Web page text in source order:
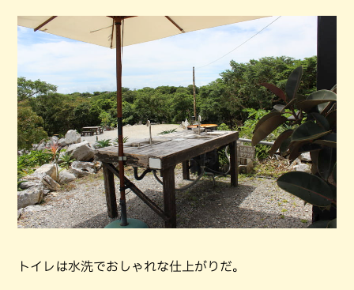
トイレは水洗でおしゃれな仕上がりだ。